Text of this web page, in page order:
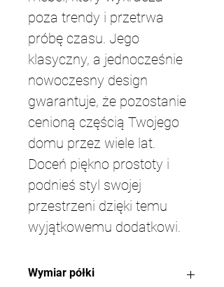
poza trendy i przetrwa
próbę czasu. Jego
klasyczny, a jednocześnie
nowoczesny design
gwarantuje, że pozostanie
cenioną częścią Twojego
domu przez wiele lat.
Doceń piękno prostoty i
podnieś styl swojej
przestrzeni dzięki temu
wyjątkowemu dodatkowi.
Wymiar półki